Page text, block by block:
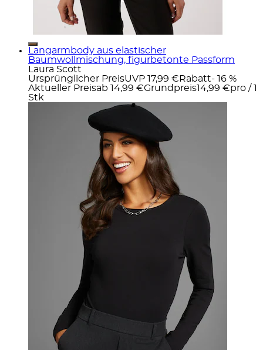
Langarmbody aus elastischer
Baumwollmischung, figurbetonte Passform
Laura Scott
Ursprünglicher PreisUVP 17,99 € Rabatt- 16 %
Aktueller Preisab 14,99 €Grundpreis14,99 €pro / 1
Stk